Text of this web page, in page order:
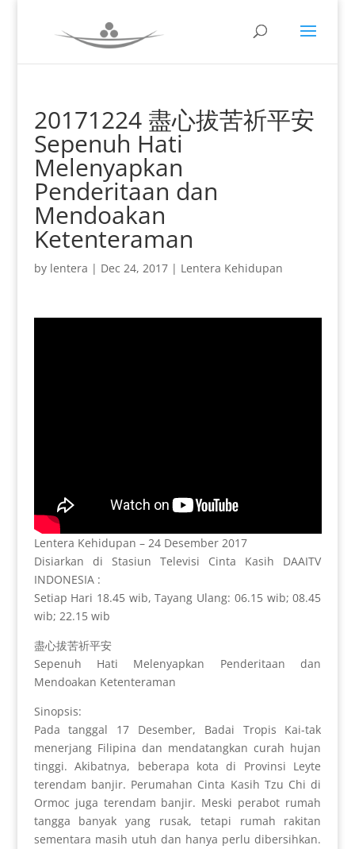
20171224 盡心拔苦祈平安
Sepenuh Hati
Melenyapkan
Penderitaan dan
Mendoakan
Ketenteraman
by lentera | Dec 24, 2017| Lentera Kehidupan
Lentera Kehidupan – 24 Desember 2017
Disiarkan di Stasiun Televisi Cinta Kasih DAAITV
INDONESIA :
Setiap Hari 18.45 wib, Tayang Ulang: 06.15 wib; 08.45
wib; 22.15 wib
盡心拔苦祈平安
Sepenuh Hati Melenyapkan Penderitaan dan
Mendoakan Ketenteraman
Sinopsis:
Pada tanggal 17 Desember, Badai Tropis Kai-tak
menerjang Filipina dan mendatangkan curah hujan
tinggi. Akibatnya, beberapa kota di Provinsi Leyte
terendam banjir. Perumahan Cinta Kasih Tzu Chi di
Ormoc juga terendam banjir. Meski perabot rumah
tangga banyak yang rusak, tetapi rumah rakitan
sementara masih utuh dan hanya perlu dibersihkan.